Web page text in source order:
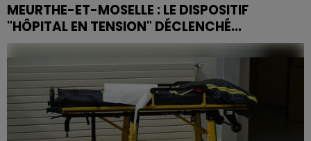
MEURTHE-ET-MOSELLE : LE DISPOSITIF
"HÔPITAL EN TENSION" DÉCLENCHÉ...
"Le niveau d'intensité est exceptionnellement élevé à
l'hôpital", selon Santé publique France.